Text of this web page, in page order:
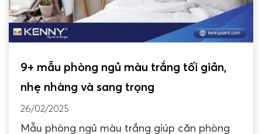
9+ mẫu phòng ngủ màu trắng tối giản,
nhẹ nhàng và sang trọng
26/02/2025
Mẫu phòng ngủ màu trắng giúp căn phòng